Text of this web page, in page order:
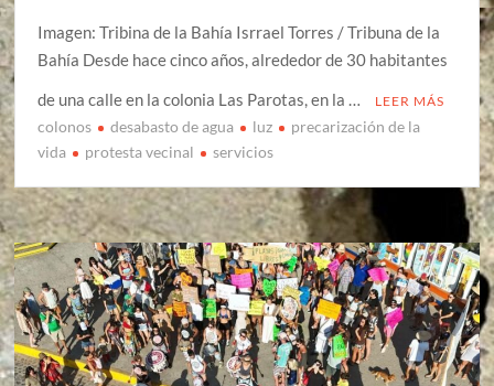
Imagen: Tribina de la Bahía Isrrael Torres / Tribuna de la
Bahía Desde hace cinco años, alrededor de 30 habitantes
de una calle en la colonia Las Parotas, en la …
LEER MÁS
colonos desabasto de agua luz
precarización de la
vida
protesta vecinal servicios